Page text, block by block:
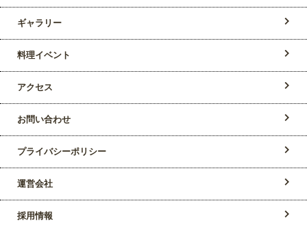
ギャラリー
料理イベント
アクセス
お問い合わせ
プライバシーポリシー
運営会社
採用情報